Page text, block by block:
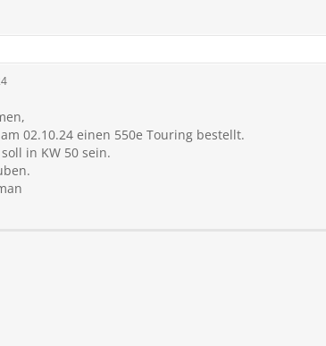
02.10.24 einen 550e Touring bestellt.
in KW 50 sein.